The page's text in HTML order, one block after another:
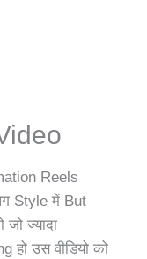
Reels
Style में But
ज्यादा
हो उस वीडियो को